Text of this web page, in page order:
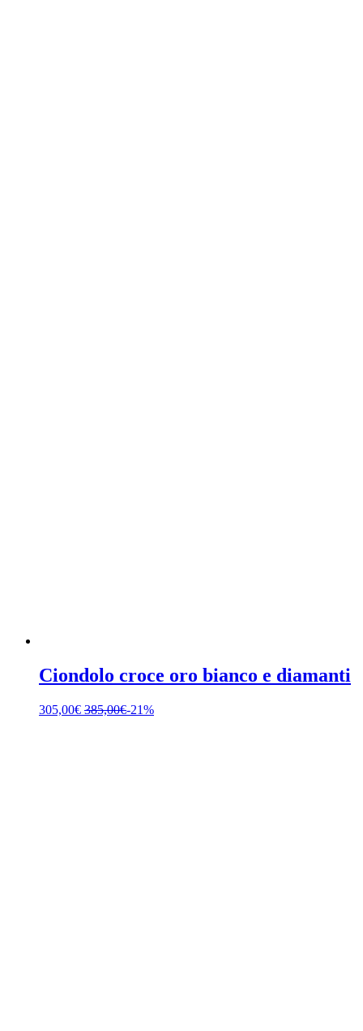
Ciondolo croce oro bianco e diamanti
305,00€ 385,00€-21%